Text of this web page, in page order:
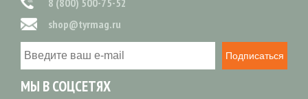
shop@tyrmag.ru
Подписаться
МЫ В СОЦСЕТЯХ